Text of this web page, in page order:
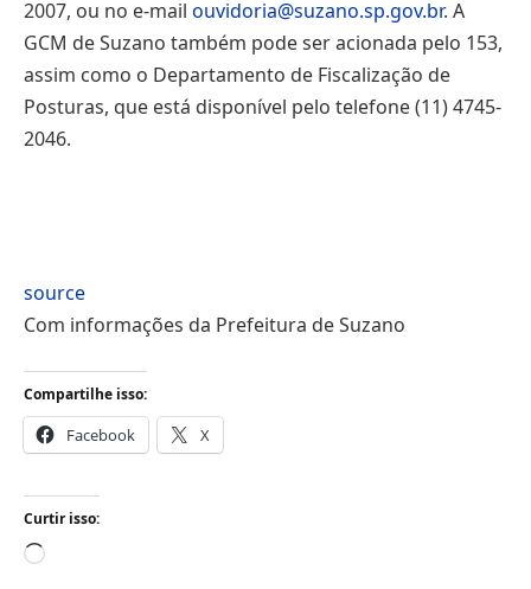
2007, ou no e-mail ouvidoria@suzano.sp.gov.br. A
GCM de Suzano também pode ser acionada pelo 153,
assim como o Departamento de Fiscalização de
Posturas, que está disponível pelo telefone (11) 4745-
2046.
source
Com informações da Prefeitura de Suzano
Compartilhe isso:
Facebook X
Curtir isso:
Carregando...